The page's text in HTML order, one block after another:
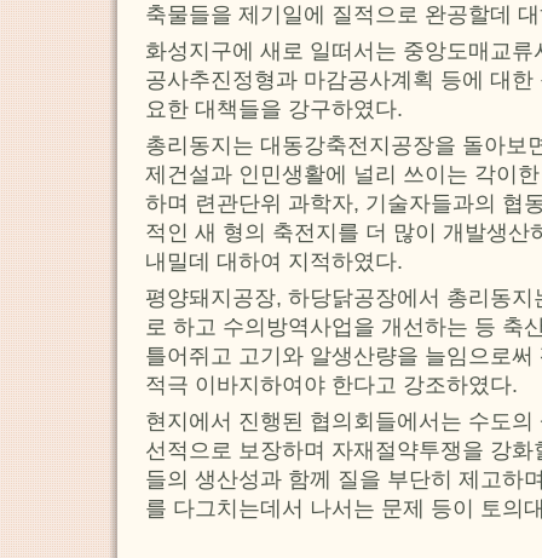
축물들을 제기일에 질적으로 완공할데
화성지구에 새로 일떠서는 중앙도매교
공사추진정형과 마감공사계획 등에 대
요한 대책들을 강구하였다.
총리동지는 대동강축전지공장을 돌아보
제건설과 인민생활에 널리 쓰이는 각이
하며 련관단위 과학자, 기술자들과의 협
적인 새 형의 축전지를 더 많이 개발생산
내밀데 대하여 지적하였다.
평양돼지공장, 하당닭공장에서 총리동
로 하고 수의방역사업을 개선하는 등 축
틀어쥐고 고기와 알생산량을 늘임으로
적극 이바지하여야 한다고 강조하였다.
현지에서 진행된 협의회들에서는 수도
선적으로 보장하며 자재절약투쟁을 강
들의 생산성과 함께 질을 부단히 제고하
를 다그치는데서 나서는 문제 등이 토의